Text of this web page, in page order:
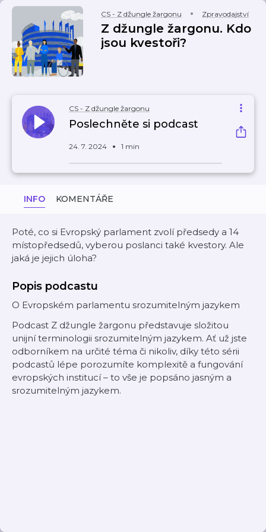
CS - Z džungle žargonu Zpravodajství
Z džungle žargonu. Kdo
jsou kvestoři?
CS - Z džungle žargonu
Poslechněte si podcast
24. 7. 2024 1 min
INFO KOMENTÁŘE
Poté, co si Evropský parlament zvolí předsedy a 14
místopředsedů, vyberou poslanci také kvestory. Ale
jaká je jejich úloha?
Popis podcastu
O Evropském parlamentu srozumitelným jazykem
Podcast Z džungle žargonu představuje složitou
unijní terminologii srozumitelným jazykem. Ať už jste
odborníkem na určité téma či nikoliv, díky této sérii
podcastů lépe porozumíte komplexitě a fungování
evropských institucí – to vše je popsáno jasným a
srozumitelným jazykem.